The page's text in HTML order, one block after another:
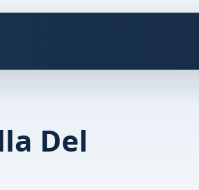
Del